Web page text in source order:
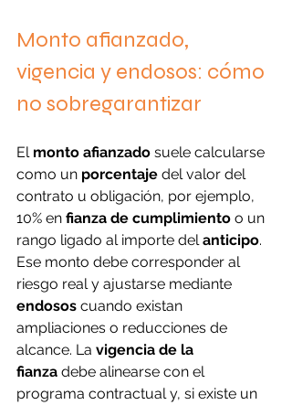
Monto afianzado,
vigencia y endosos: cómo
no sobregarantizar
El monto afianzado suele calcularse
como un porcentaje del valor del
contrato u obligación, por ejemplo,
10% en fianza de cumplimiento o un
rango ligado al importe del anticipo.
Ese monto debe corresponder al
riesgo real y ajustarse mediante
endosos cuando existan
ampliaciones o reducciones de
alcance. La vigencia de la
fianza debe alinearse con el
programa contractual y, si existe un